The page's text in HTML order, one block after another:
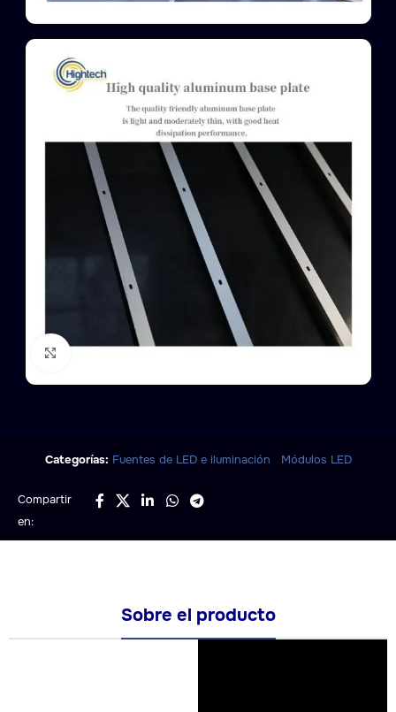
Categorías: Fuentes de LED e iluminación Módulos LED
Compartir
en:
Sobre el producto